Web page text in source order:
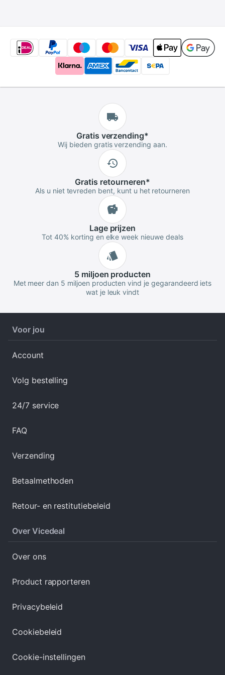
Gratis verzending*
Wij bieden gratis verzending aan.
Gratis retourneren*
Als u niet tevreden bent, kunt u het retourneren
Lageprijzen
Tot 40% korting en elke week nieuwe deals
5 miljoen producten
Met meer dan 5 miljoen producten vind je gegarandeerd iets
wat je leuk vindt
Voor jou
Account
Volg bestelling
24/7 service
FAQ
Verzending
Betaalmethoden
Retour- en restitutiebeleid
Over Vicedeal
Over ons
Product rapporteren
Privacybeleid
Cookiebeleid
Cookie-instellingen